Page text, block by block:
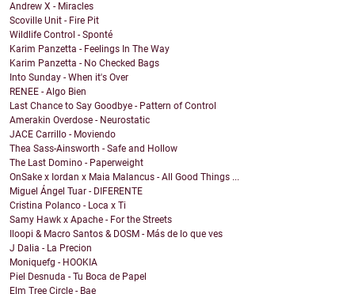
Andrew X - Miracles
Scoville Unit - Fire Pit
Wildlife Control - Sponté
Karim Panzetta - Feelings In The Way
Karim Panzetta - No Checked Bags
Into Sunday - When it's Over
RENEE - Algo Bien
Last Chance to Say Goodbye - Pattern of Control
Amerakin Overdose - Neurostatic
JACE Carrillo - Moviendo
Thea Sass-Ainsworth - Safe and Hollow
The Last Domino - Paperweight
OnSake x Iordan x Maia Malancus - All Good Things ...
Miguel Ángel Tuar - DIFERENTE
Cristina Polanco - Loca x Ti
Samy Hawk x Apache - For the Streets
Iloopi & Macro Santos & DOSM - Más de lo que ves
J Dalia - La Precion
Moniquefg - HOOKIA
Piel Desnuda - Tu Boca de Papel
Elm Tree Circle - Bae